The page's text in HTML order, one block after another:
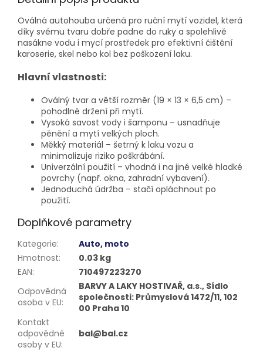
Oválná autohouba určená pro ruční mytí vozidel, která
díky svému tvaru dobře padne do ruky a spolehlivě
nasákne vodu i mycí prostředek pro efektivní čištění
karoserie, skel nebo kol bez poškození laku.
Hlavní vlastnosti:
Oválný tvar a větší rozměr (19 × 13 × 6,5 cm) –
pohodlné držení při mytí.
Vysoká savost vody i šamponu – usnadňuje
pěnění a mytí velkých ploch.
Měkký materiál – šetrný k laku vozu a
minimalizuje riziko poškrábání.
Univerzální použití – vhodná i na jiné velké hladké
povrchy (např. okna, zahradní vybavení).
Jednoduchá údržba – stačí opláchnout po
použití.
Doplňkové parametry
Kategorie:
Auto, moto
Hmotnost:
0.03 kg
EAN:
710497223270
Odpovědná
osoba v EU:
BARVY A LAKY HOSTIVAŘ, a.s., Sídlo
společnosti: Průmyslová 1472/11, 102
00 Praha 10
Kontakt
odpovědné
osoby v EU:
bal@bal.cz